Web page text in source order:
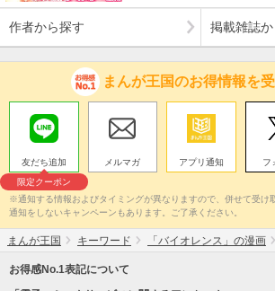
作者から探す 掲載雑誌
まんが王国のお得情報を
友だち追加
限定クーポン
メルマガ アプリ通知 フ
※通知する情報およびタイミングが異なりますので、併せて受け
通知をしないキャンペーンもあります。ご了承ください。
まんが王国 キーワード 「バイオレンス」の漫画
お得感No.1表記について